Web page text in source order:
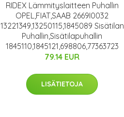
RIDEX Lämmityslaitteen Puhallin
OPEL,FIAT,SAAB 2669I0032
13221349,13250115,1845089 Sisätilan
Puhallin,Sisätilapuhallin
1845110,1845121,698806,77363723
79.14 EUR
LISÄTIETOJA